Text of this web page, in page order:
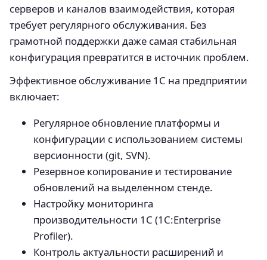
серверов и каналов взаимодействия, которая
требует регулярного обслуживания. Без
грамотной поддержки даже самая стабильная
конфигурация превратится в источник проблем.
Эффективное обслуживание 1С на предприятии
включает:
Регулярное обновление платформы и
конфигурации с использованием системы
версионности (git, SVN).
Резервное копирование и тестирование
обновлений на выделенном стенде.
Настройку мониторинга
производительности 1С (1C:Enterprise
Profiler).
Контроль актуальности расширений и